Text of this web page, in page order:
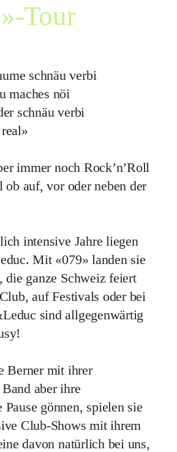
Tour
schnäu verbi
maches nöi
schnäu verbi
immer noch Rock’n’Roll
ob auf, vor oder neben der
intensive Jahre liegen
Mit «079» landen sie
die ganze Schweiz feiert
auf Festivals oder bei
sind allgegenwärtig
Berner mit ihrer
aber ihre
gönnen, spielen sie
Club-Shows mit ihrem
davon natürlich bei uns,